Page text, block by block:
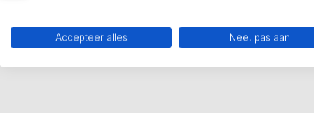
Hoogte 45 cm
Op voorraad
Vergelijk
Accepteer alles Nee, pas aan